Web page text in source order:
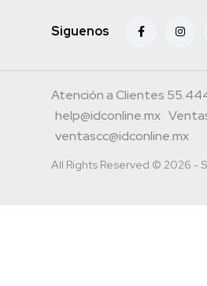
Siguenos
Atención a Clientes
help@idconline.mx
ventascc@idconline.mx
All Rights Reserved © 2026 -